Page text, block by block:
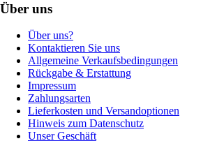
Über uns
Über uns?
Kontaktieren Sie uns
Allgemeine Verkaufsbedingungen
Rückgabe & Erstattung
Impressum
Zahlungsarten
Lieferkosten und Versandoptionen
Hinweis zum Datenschutz
Unser Geschäft